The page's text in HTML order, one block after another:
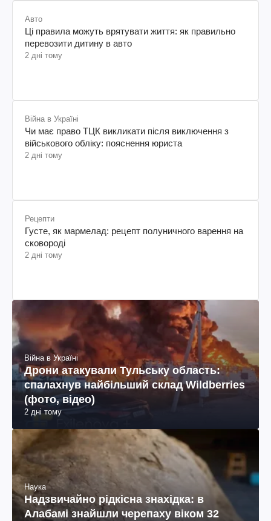
Авто
Ці правила можуть врятувати життя: як правильно
перевозити дитину в авто
2 дні тому
Війна в Україні
Чи має право ТЦК викликати після виключення з
військового обліку: пояснення юриста
2 дні тому
Рецепти
Густе, як мармелад: рецепт полуничного варення на
сковороді
2 дні тому
Війна в Україні
Дрони атакували Тульську область:
спалахнув найбільший склад Wildberries
(фото, відео)
2 дні тому
Наука
Надзвичайно рідкісна знахідка: в
Алабамі знайшли черепаху віком 32